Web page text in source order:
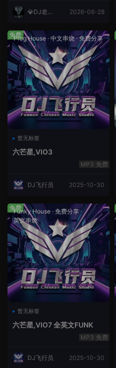
💎DJ老王
2026-06-28
Prog House · 中文串烧·免费分享
暂无标签
六芒星,VIO3
免费
DJ飞行员 2025-10-30
免费
Funky House · 免费分享·
英文串烧
暂无标签
六芒星,VIO7 全英文FUNK
免费
DJ飞行员 2025-10-30
免费